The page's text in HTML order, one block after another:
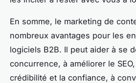
En somme, le marketing de
nombreux avantages pour les
logiciels B2B. Il peut aider à se
concurrence, à améliorer le
crédibilité et la confiance, à